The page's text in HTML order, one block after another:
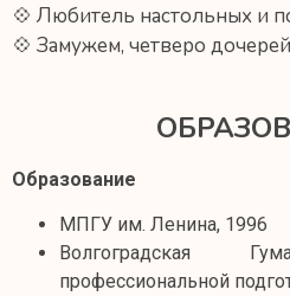
💠 Любитель настольных и
💠 Замужем, четверо дочерей
Образование
МПГУ им. Ленина, 1996
Волгоградская
профессиональной